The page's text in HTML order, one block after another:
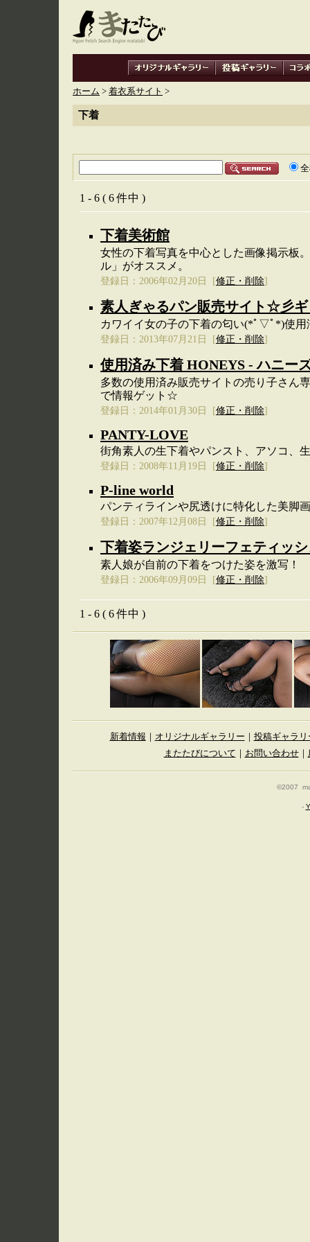
ホーム > 着衣系サイト >
下着
1 - 6 ( 6 件中 )
下着美術館
女性の下着写真を中心とした画像掲示板
ル」がオススメ。
登録日：2006年02月20日 [修正・削除]
素人ぎゃるパン販売サイト☆彡
カワイイ女の子の下着の匂い(*ﾟ▽ﾟ*)使
登録日：2013年07月21日 [修正・削除]
使用済み下着 HONEYS - ハニー
多数の使用済み販売サイトの売り子さん
で情報ゲット☆
登録日：2014年01月30日 [修正・削除]
PANTY-LOVE
街角素人の生下着やパンスト、アソコ、
登録日：2008年11月19日 [修正・削除]
P-line world
パンティラインや尻透けに特化した美脚
登録日：2007年12月08日 [修正・削除]
下着姿ランジェリーフェティッ
素人娘が自前の下着をつけた姿を激写！
登録日：2006年09月09日 [修正・削除]
1 - 6 ( 6 件中 )
新着情報 ｜ オリジナルギャラリー ｜ 投稿ギャラリ
またたびについて ｜ お問い合わせ｜
©2007
-